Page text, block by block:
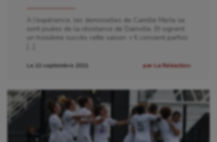
À l’expérience, les demoiselles de Camille Merle se
sont jouées de la résistance de Dainville. Et signent
un troisième succès cette saison. « Il convient parfois
Le 22 septembre 2021 par La Rédaction